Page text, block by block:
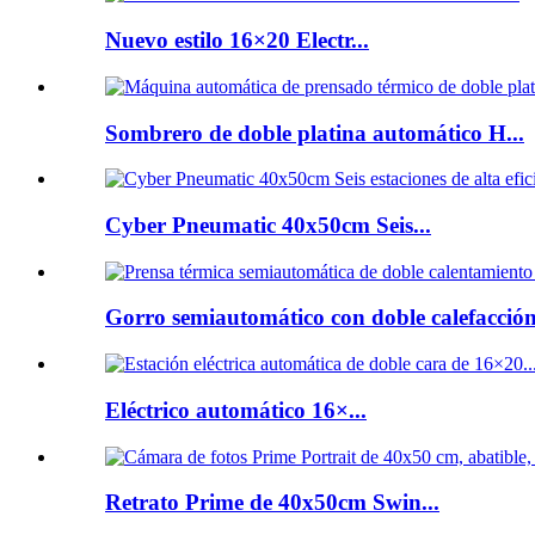
Nuevo estilo 16×20 Electr...
Sombrero de doble platina automático H...
Cyber ​​Pneumatic 40x50cm Seis...
Gorro semiautomático con doble
Eléctrico automático 16×...
Retrato Prime de 40x50cm Swin...